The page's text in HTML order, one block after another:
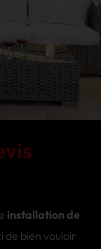
installation de
de bien vouloir